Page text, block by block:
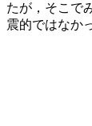
たが，そこで
震的ではなか
（